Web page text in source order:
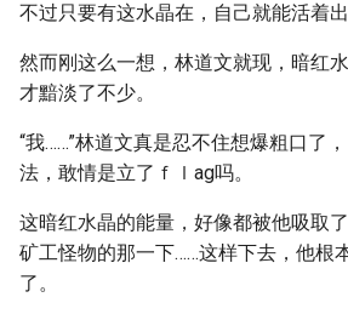
不过只要有这水晶在，自己就能活着
然而刚这么一想，林道文就现，暗红
才黯淡了不少。
“我……”林道文真是忍不住想爆粗口了
法，敢情是立了ｆｌag吗。
这暗红水晶的能量，好像都被他吸取
矿工怪物的那一下……这样下去，他根
了。